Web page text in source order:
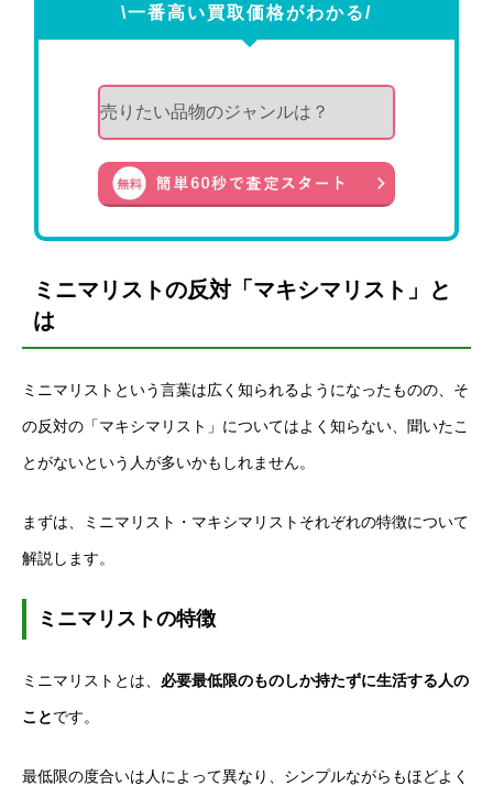
\一番高い買取価格がわかる/
ミニマリストの反対「マキシマリスト」と
は
ミニマリストという言葉は広く知られるようになったものの、そ
の反対の「マキシマリスト」についてはよく知らない、聞いたこ
とがないという人が多いかもしれません。
まずは、ミニマリスト・マキシマリストそれぞれの特徴について
解説します。
ミニマリストの特徴
ミニマリストとは、 必要最低限のものしか持たずに生活する人の
ことです。
最低限の度合いは人によって異なり、シンプルながらもほどよく